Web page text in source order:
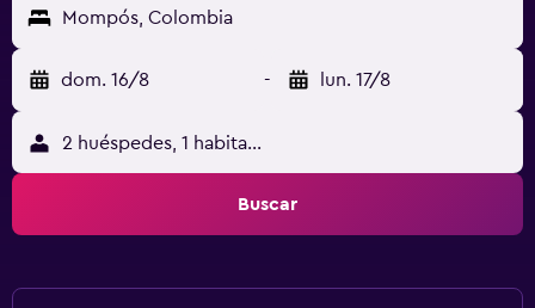
Mompós, Colombia
dom. 16/8 - lun. 17/8
2 huéspedes, 1 habitación
Buscar